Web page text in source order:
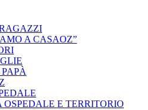
A CASAOZ”
OSPEDALE E TERRITORIO